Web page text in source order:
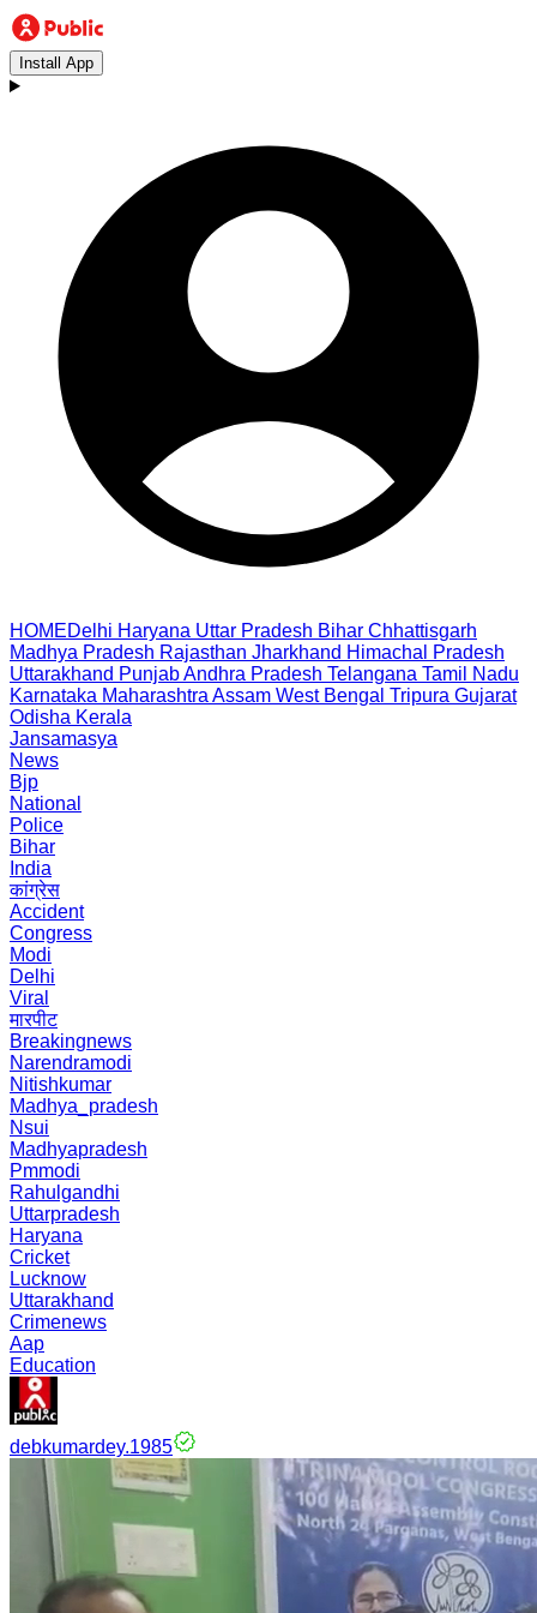
Install App
HOMEDelhi Haryana Uttar Pradesh Bihar Chhattisgarh
Madhya Pradesh Rajasthan Jharkhand Himachal Pradesh
Uttarakhand PunjabAndhra Pradesh Telangana Tamil Nadu
Karnataka Maharashtra Assam West Bengal Tripura Gujarat
Odisha Kerala
Jansamasya
News
Bjp
National
Police
Bihar
India
कांग्रेस
Accident
Congress
Modi
Delhi
Viral
मारपीट
Breakingnews
Narendramodi
Nitishkumar
Madhya_pradesh
Nsui
Madhyapradesh
Pmmodi
Rahulgandhi
Uttarpradesh
Haryana
Cricket
Lucknow
Uttarakhand
Crimenews
Aap
Education
debkumardey.1985